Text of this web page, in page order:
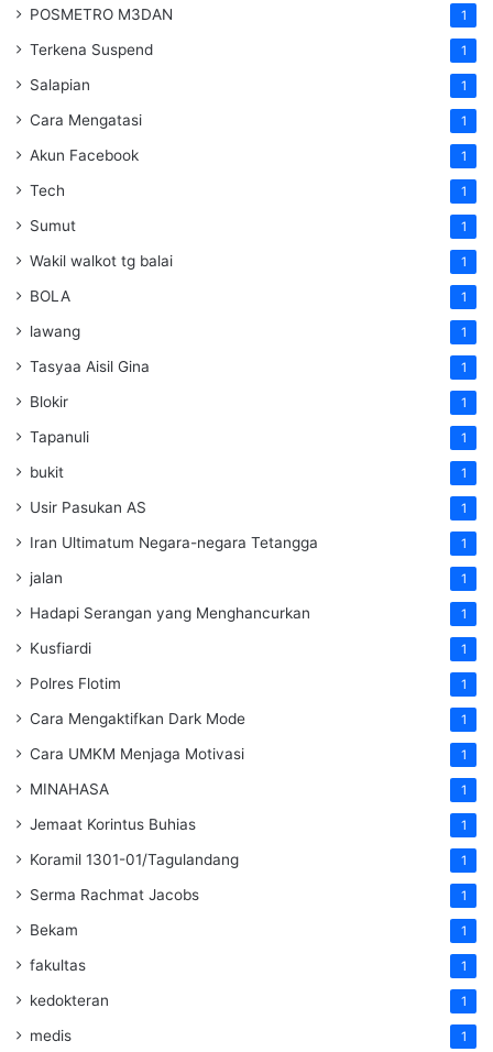
POSMETRO M3DAN 1
Terkena Suspend 1
Salapian 1
Cara Mengatasi 1
Akun Facebook 1
Tech 1
Sumut 1
Wakil walkot tg balai 1
BOLA 1
lawang 1
Tasyaa Aisil Gina 1
Blokir 1
Tapanuli 1
bukit 1
Usir Pasukan AS 1
Iran Ultimatum Negara-negara Tetangga 1
jalan 1
Hadapi Serangan yang Menghancurkan 1
Kusfiardi 1
Polres Flotim 1
Cara Mengaktifkan Dark Mode 1
Cara UMKM Menjaga Motivasi 1
MINAHASA 1
Jemaat Korintus Buhias 1
Koramil 1301-01/Tagulandang 1
Serma Rachmat Jacobs 1
Bekam 1
fakultas 1
kedokteran 1
medis 1